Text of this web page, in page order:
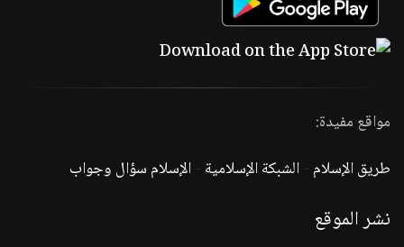
مواقع مفيدة:
طريق الإسلام -الشبكة الإسلامية -الإسلام سؤال وجواب
نشر الموقع